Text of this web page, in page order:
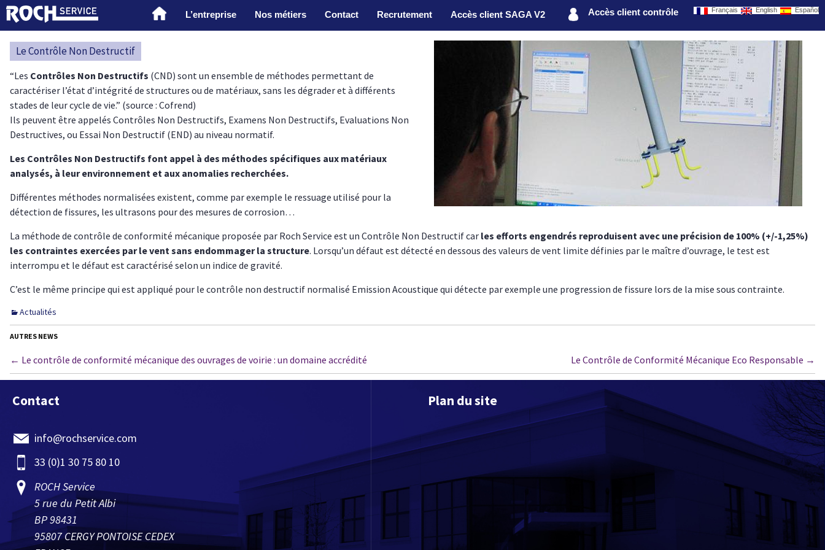
Français English Español
Accès client contrôle
L’entreprise Nos métiers Contact Recrutement Accès client SAGA V2
Le Contrôle Non Destructif
“Les Contrôles Non Destructifs (CND) sont un ensemble de méthodes permettant de
caractériser l’état d’intégrité de structures ou de matériaux, sans les dégrader et à différents
stades de leur cycle de vie.” (source : Cofrend)
Ils peuvent être appelés Contrôles Non Destructifs, Examens Non Destructifs, Evaluations Non
Destructives, ou Essai Non Destructif (END) au niveau normatif.
Les Contrôles Non Destructifs font appel à des méthodes spécifiques aux matériaux
analysés, à leur environnement et aux anomalies recherchées.
Différentes méthodes normalisées existent, comme par exemple le ressuage utilisé pour la
détection de fissures, les ultrasons pour des mesures de corrosion…
La méthode de contrôle de conformité mécanique proposée par Roch Service est un Contrôle Non Destructif car les efforts engendrés reproduisent avec une précision de 100% (+/-1,25%)
les contraintes exercées par le vent sans endommager la structure. Lorsqu’un défaut est détecté en dessous des valeurs de vent limite définies par le maître d’ouvrage, le test est
interrompu et le défaut est caractérisé selon un indice de gravité.
C’est le même principe qui est appliqué pour le contrôle non destructif normalisé Emission Acoustique qui détecte par exemple une progression de fissure lors de la mise sous contrainte.
Actualités
AUTRES NEWS
← Le contrôle de conformité mécanique des ouvrages de voirie : un domaine accrédité Le Contrôle de Conformité Mécanique Eco Responsable →
Contact
info@rochservice.com
33 (0)1 30 75 80 10
ROCH Service
5 rue du Petit Albi
BP 98431
95807 CERGY PONTOISE CEDEX
Plan du site